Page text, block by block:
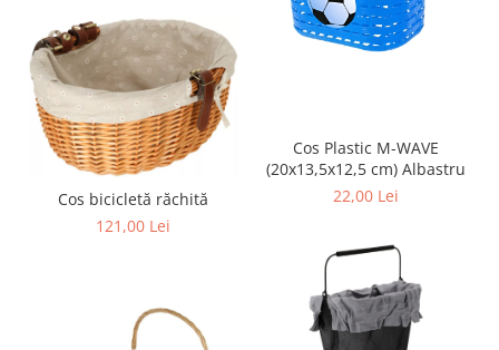
Cos Plastic M-WAVE
(20x13,5x12,5 cm) Albastru
22,00 Lei
Cos bicicletă răchită
121,00 Lei